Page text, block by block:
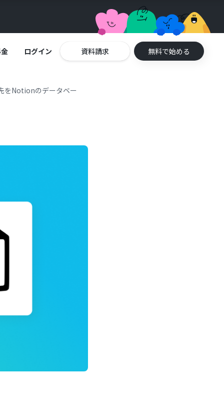
ログイン 資料請求 無料で始める
をNotionのデータベー